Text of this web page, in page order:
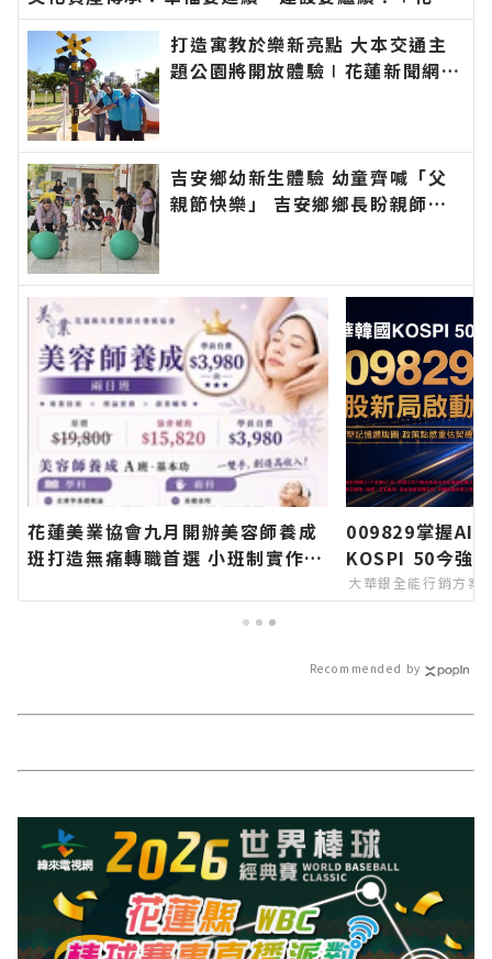
新聞網官方網站各類新聞－最快速的今日新聞報導
最新的在地資訊！打造寓教於樂新亮點 大本交通主
題公園將開放體驗∣花蓮新聞網官
吉安鄉幼新生體驗 幼童齊喊「父
親節快樂」 吉安鄉鄉長盼親師協
今日新聞報導 最新的在地資訊！
花蓮美業協會九月開辦美容師養成
班打造無痛轉職首選 小班制實作教
向創業之路∣花蓮新聞網官方網站
009829掌握AI
KOSPI 50今強
大華銀全能行銷方案
Recommended by